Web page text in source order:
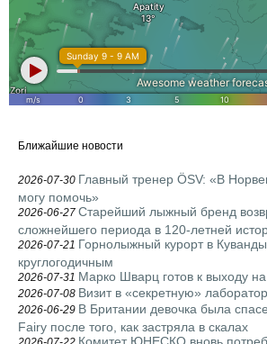
Ближайшие новости
2026-07-30 Главный тренер ÖSV: «В
могу помочь»
2026-06-27 Старейший лыжный бренд
сложнейшего периода в 120-летней
2026-07-21 Горнолыжный курорт в
круглогодичным
2026-07-31 Марко Шварц готов к выходу на
2026-07-08 Визит в «секретную»
2026-06-29 В Британии девочка была
Fairy после того, как застряла в скалах